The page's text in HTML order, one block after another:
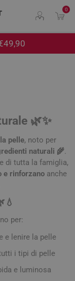
0
🌿✨
pelle, noto per
naturali 🌾.
di tutta la famiglia,
e rinforzanoanche
per:
e lenire la pelle
i tipi di pelle
e luminosa